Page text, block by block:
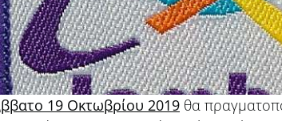
19 Οκτωβρίου 2019 θα